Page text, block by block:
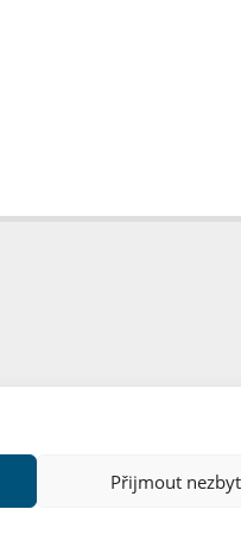
Přijmout